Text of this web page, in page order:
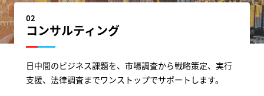
02
コンサルティング
日中間のビジネス課題を、市場調査から戦略策定、実行
支援、法律調査までワンストップでサポートします。